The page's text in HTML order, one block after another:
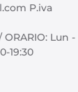
P.iva
ORARIO: Lun -
19:30